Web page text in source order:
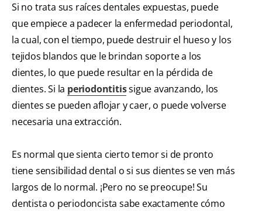
Si no trata sus raíces dentales expuestas, puede
que empiece a padecer la enfermedad periodontal,
la cual, con el tiempo, puede destruir el hueso y los
tejidos blandos que le brindan soporte a los
dientes, lo que puede resultar en la pérdida de
dientes. Si la periodontitissigue avanzando, los
dientes se pueden aflojar y caer, o puede volverse
necesaria una extracción.
Es normal que sienta cierto temor si de pronto
tiene sensibilidad dental o si sus dientes se ven más
largos de lo normal. ¡Pero no se preocupe! Su
dentista o periodoncista sabe exactamente cómo